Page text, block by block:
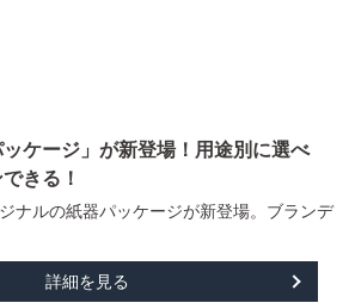
ッケージ」が新登場！用途別に選べ
きる！
ナルの紙器パッケージが新登場。ブランデ
詳細を見る